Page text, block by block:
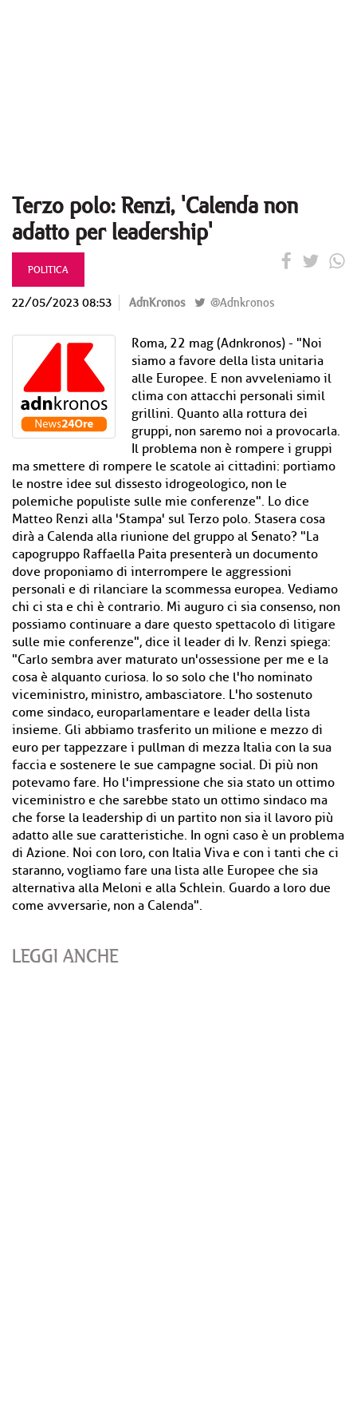
Terzo polo: Renzi, 'Calenda non
adatto per leadership'
POLITICA
22/05/2023 08:53 AdnKronos @Adnkronos
Roma, 22 mag (Adnkronos) - "Noi
siamo a favore della lista unitaria
alle Europee. E non avveleniamo il
clima con attacchi personali simil
grillini. Quanto alla rottura dei
gruppi, non saremo noi a provocarla.
Il problema non è rompere i gruppi
ma smettere di rompere le scatole ai cittadini: portiamo
le nostre idee sul dissesto idrogeologico, non le
polemiche populiste sulle mie conferenze". Lo dice
Matteo Renzi alla 'Stampa' sul Terzo polo. Stasera cosa
dirà a Calenda alla riunione del gruppo al Senato? "La
capogruppo Raffaella Paita presenterà un documento
dove proponiamo di interrompere le aggressioni
personali e di rilanciare la scommessa europea. Vediamo
chi ci sta e chi è contrario. Mi auguro ci sia consenso, non
possiamo continuare a dare questo spettacolo di litigare
sulle mie conferenze", dice il leader di Iv. Renzi spiega:
"Carlo sembra aver maturato un'ossessione per me e la
cosa è alquanto curiosa. Io so solo che l'ho nominato
viceministro, ministro, ambasciatore. L'ho sostenuto
come sindaco, europarlamentare e leader della lista
insieme. Gli abbiamo trasferito un milione e mezzo di
euro per tappezzare i pullman di mezza Italia con la sua
faccia e sostenere le sue campagne social. Di più non
potevamo fare. Ho l'impressione che sia stato un ottimo
viceministro e che sarebbe stato un ottimo sindaco ma
che forse la leadership di un partito non sia il lavoro più
adatto alle sue caratteristiche. In ogni caso è un problema
di Azione. Noi con loro, con Italia Viva e con i tanti che ci
staranno, vogliamo fare una lista alle Europee che sia
alternativa alla Meloni e alla Schlein. Guardo a loro due
come avversarie, non a Calenda".
LEGGI ANCHE